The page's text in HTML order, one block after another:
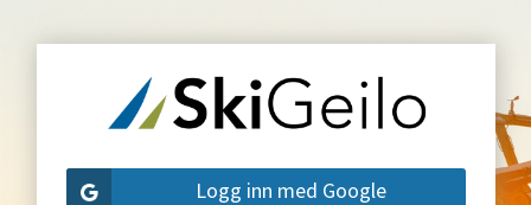
Logg inn med Google